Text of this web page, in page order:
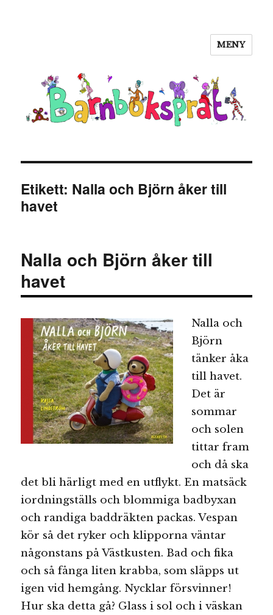
MENY
Etikett: Nalla och Björn åker till
havet
Nalla och Björn åker till
havet
Nalla och
Björn
tänker åka
till havet.
Det är
sommar
och solen
tittar fram
och då ska
det bli härligt med en utflykt. En matsäck
iordningställs och blommiga badbyxan
och randiga baddräkten packas. Vespan
kör så det ryker och klipporna väntar
någonstans på Västkusten. Bad och fika
och så fånga liten krabba, som släpps ut
igen vid hemgång. Nycklar försvinner!
Hur ska detta gå? Glass i sol och i väskan